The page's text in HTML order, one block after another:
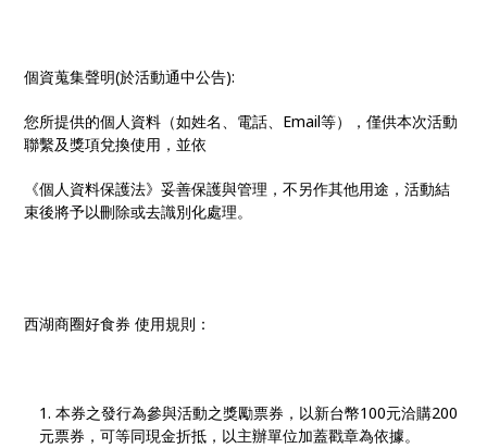
個資蒐集聲明(於活動通中公告):
您所提供的個人資料（如姓名、電話、Email等），僅供本次活動
聯繫及獎項兌換使用，並依
《個人資料保護法》妥善保護與管理，不另作其他用途，活動結
束後將予以刪除或去識別化處理。
西湖商圈好⻝券 使⽤規則：
本券之發⾏為參與活動之獎勵票券，以新台幣100元洽購200
元票券，可等同現⾦折抵，以主辦單位加蓋戳章為依據。